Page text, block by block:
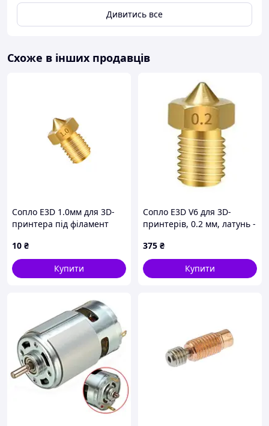
Дивитись все
Схоже в інших продавців
Сопло E3D 1.0мм для 3D-
принтера під філамент
10 ₴
Купити
Сопло E3D V6 для 3D-
принтерів, 0.2 мм, латунь -
UA3D181_0.2
375 ₴
Купити